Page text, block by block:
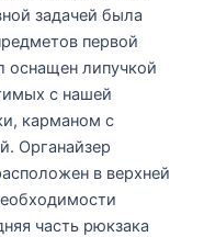
задачей была
первой
оснащен липучкой
с нашей
карманом с
Органайзер
в верхней
часть рюкзака